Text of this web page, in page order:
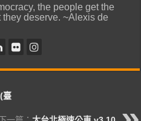
the people get the
they deserve. ~Alexis de
臺